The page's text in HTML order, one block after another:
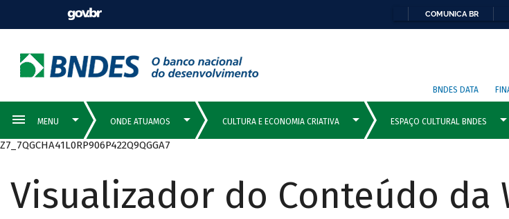
COMUNICA BR
BNDES DATA
Z7_7QGCHA41L0RP906P422Q9QGGA7
Visualizador do Conteúdo da